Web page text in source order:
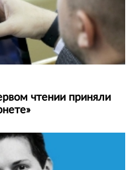
чтении приняли